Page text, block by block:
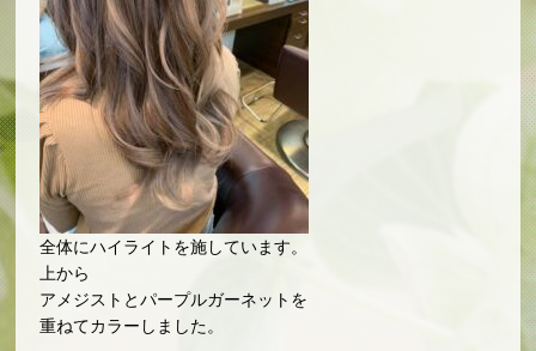
全体にハイライトを施しています。
上から
アメジストとパープルガーネットを
重ねてカラーしました。